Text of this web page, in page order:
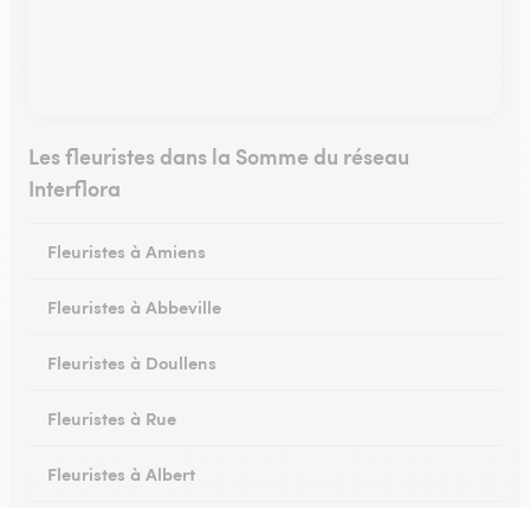
Les fleuristes dans la Somme du réseau
Interflora
Fleuristes à Amiens
Fleuristes à Abbeville
Fleuristes à Doullens
Fleuristes à Rue
Fleuristes à Albert